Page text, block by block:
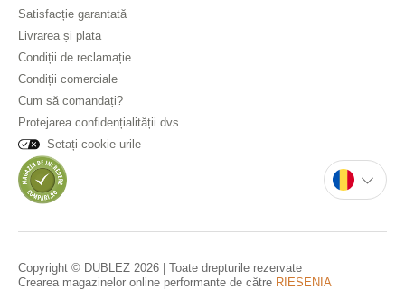
Satisfacție garantată
Livrarea și plata
Condiții de reclamație
Condiții comerciale
Cum să comandați?
Protejarea confidențialității dvs.
Setați cookie-urile
Copyright © DUBLEZ 2026 | Toate drepturile rezervate
Crearea magazinelor online performante de către RIESENIA